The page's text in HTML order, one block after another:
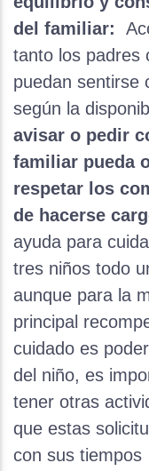
del familiar:
tanto los padres
puedan sentirse
según la
avisar o pedir
familiar pueda
respetar los
de hacerse
ayuda para
tres niños todo
aunque para la
principal
cuidado es
del niño, es
tener otras
que estas
con sus